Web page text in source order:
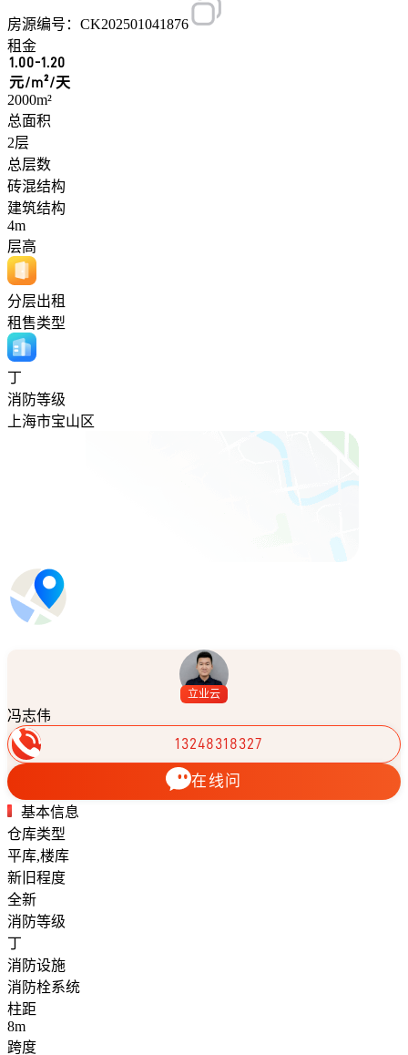
房源编号：CK202501041876
租金
1.00-1.20
元/m²/天
2000m²
总面积
2层
总层数
砖混结构
建筑结构
4m
层高
分层出租
租售类型
丁
消防等级
上海市宝山区
立业云
冯志伟
13248318327
在线问
基本信息
仓库类型
平库,楼库
新旧程度
全新
消防等级
丁
消防设施
消防栓系统
柱距
8m
跨度